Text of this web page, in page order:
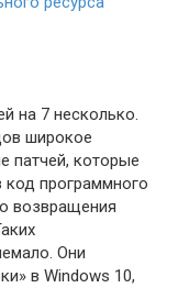
на 7 несколько.
широкое
патчей, которые
код программного
возвращения
Они
в Windows 10,